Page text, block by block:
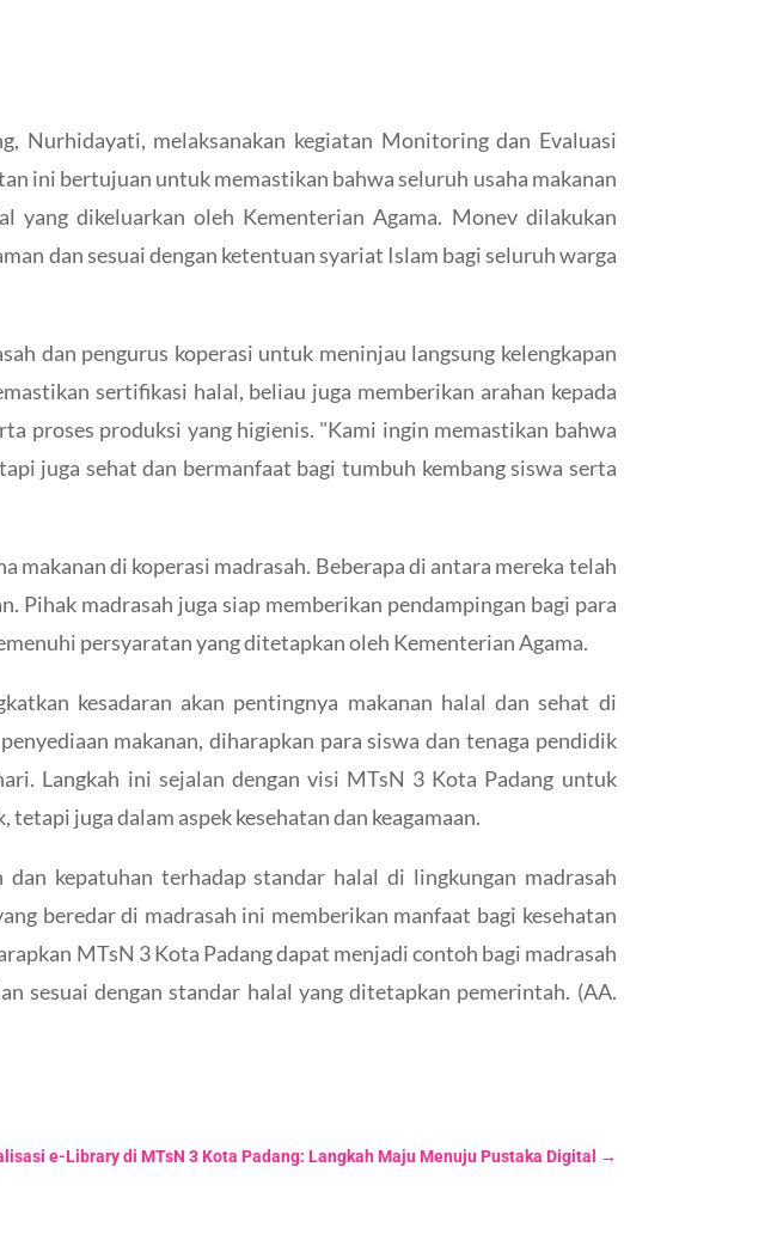
Nurhidayati, melaksanakan kegiatan Monitoring dan Evaluasi
ini bertujuan untuk memastikan bahwa seluruh usaha makanan
dikeluarkan oleh Kementerian Agama. Monev dilakukan
dan sesuai dengan ketentuan syariat Islam bagi seluruh warga
dan pengurus koperasi untuk meninjau langsung kelengkapan
sertifikasi halal, beliau juga memberikan arahan kepada
proses produksi yang higienis. "Kami ingin memastikan bahwa
juga sehat dan bermanfaat bagi tumbuh kembang siswa serta
di koperasi madrasah. Beberapa di antara mereka telah
madrasah juga siap memberikan pendampingan bagi para
persyaratan yang ditetapkan oleh Kementerian Agama.
kesadaran akan pentingnya makanan halal dan sehat di
makanan, diharapkan para siswa dan tenaga pendidik
Langkah ini sejalan dengan visi MTsN 3 Kota Padang untuk
juga dalam aspek kesehatan dan keagamaan.
kepatuhan terhadap standar halal di lingkungan madrasah
beredar di madrasah ini memberikan manfaat bagi kesehatan
MTsN 3 Kota Padang dapat menjadi contoh bagi madrasah
sesuai dengan standar halal yang ditetapkan pemerintah. (AA.
e-Library di MTsN 3 Kota Padang: Langkah Maju Menuju Pustaka Digital
→